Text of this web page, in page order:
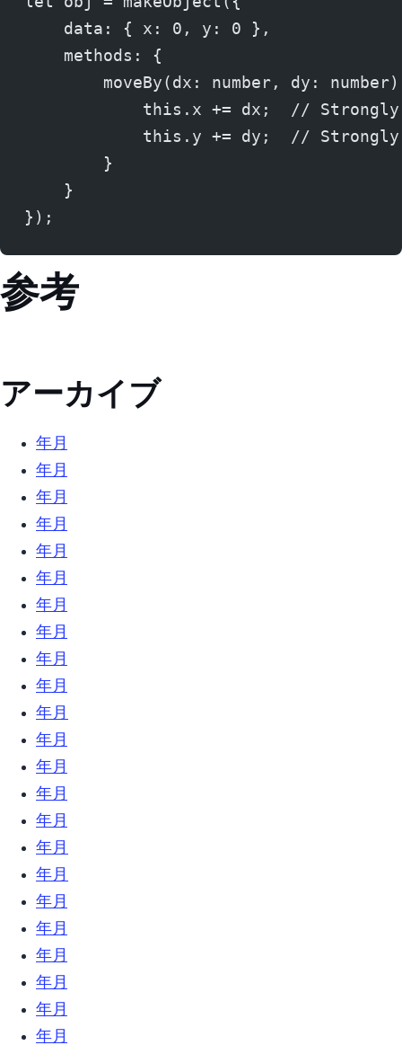
    data: { x: 0, y: 0 },
    methods: {
moveBy(dx: number, dy:
this.x += dx;  //
this.y += dy;  //
        }
    }
});
参考
アーカイブ
2025年10月 (2)
2022年4月 (5)
2022年3月 (3)
2022年2月 (3)
2021年12月 (2)
2021年6月 (1)
2021年4月 (1)
2021年1月 (1)
2020年12月 (1)
2020年10月 (1)
2020年7月 (7)
2020年6月 (3)
2020年5月 (4)
2020年4月 (6)
2020年3月 (5)
2020年2月 (7)
2020年1月 (7)
2019年12月 (23)
2019年11月 (18)
2019年10月 (24)
2019年9月 (31)
2019年8月 (21)
2019年7月 (9)